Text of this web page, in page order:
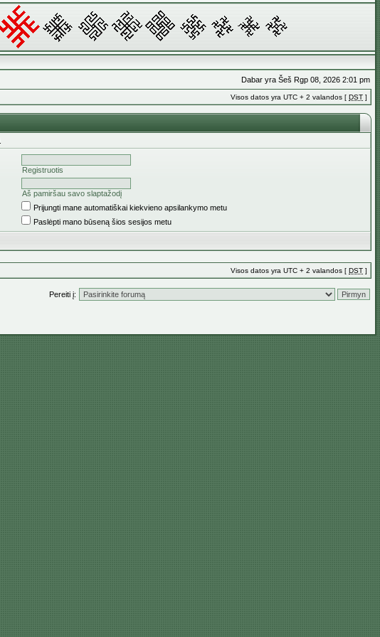
Dabar yra Šeš Rgp 08, 2026 2:01 pm
Visos datos yra UTC + 2 valandos [ DST ]
Registruotis
Aš pamiršau savo slaptažodį
Prijungti mane automatiškai kiekvieno apsilankymo metu
Paslėpti mano būseną šios sesijos metu
Visos datos yra UTC + 2 valandos [ DST ]
Pereiti į: